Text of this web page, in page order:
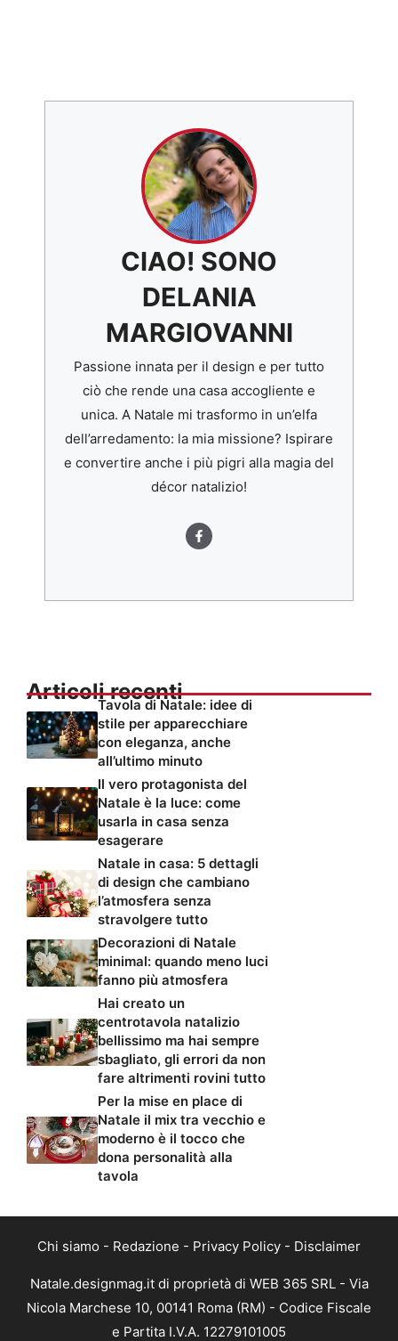
CIAO! SONO
DELANIA
MARGIOVANNI
Passione innata per il design e per tutto
ciò che rende una casa accogliente e
unica. A Natale mi trasformo in un’elfa
dell’arredamento: la mia missione? Ispirare
e convertire anche i più pigri alla magia del
décor natalizio!
Articoli recenti
Tavola di Natale: idee di
stile per apparecchiare
con eleganza, anche
all’ultimo minuto
Il vero protagonista del
Natale è la luce: come
usarla in casa senza
esagerare
Natale in casa: 5 dettagli
di design che cambiano
l’atmosfera senza
stravolgere tutto
Decorazioni di Natale
minimal: quando meno luci
fanno più atmosfera
Hai creato un
centrotavola natalizio
bellissimo ma hai sempre
sbagliato, gli errori da non
fare altrimenti rovini tutto
Per la mise en place di
Natale il mix tra vecchio e
moderno è il tocco che
dona personalità alla
tavola
Chi siamo - Redazione - Privacy Policy - Disclaimer
Natale.designmag.it di proprietà di WEB 365 SRL - Via
Nicola Marchese 10, 00141 Roma (RM) - Codice Fiscale
e Partita I.V.A. 12279101005